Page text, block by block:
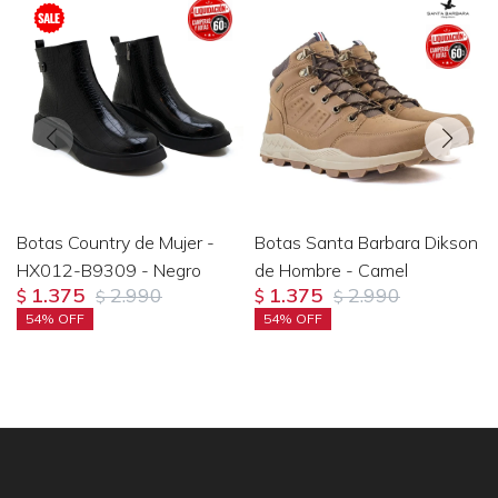
Botas Country de Mujer -
HX012-B9309 - Negro
$ 1.375 $ 2.990
54
Botas Santa Barbara Dikson
de Hombre - Camel
$ 1.375 $ 2.990
54